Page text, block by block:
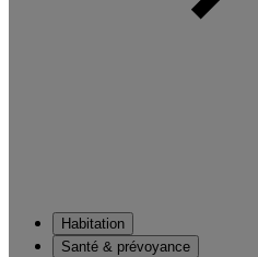
Habitation
Santé & prévoyance